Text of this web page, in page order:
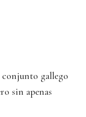
conjunto gallego
sin apenas